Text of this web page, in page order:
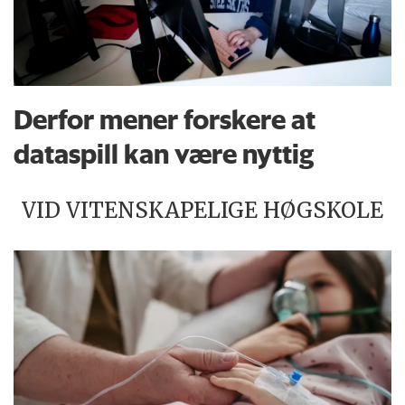
Derfor mener forskere at
dataspill kan være nyttig
VID VITENSKAPELIGE HØGSKOLE